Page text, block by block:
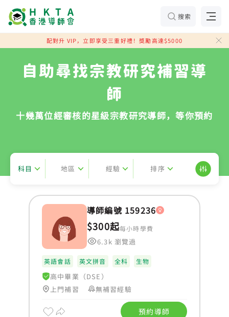
搜索
配對升 VIP，立即享受三重好禮！獎勵高達$5000
自助尋找宗教研究補習導
師
十幾萬位經審核的星級宗教研究導師，等你預約
科目 地區 經驗 排序
導師編號 159236
$300起每小時學費
6.3k 瀏覽過
英語會話 英文拼音 全科 生物
高中畢業（DSE）
上門補習
無補習經驗
預約導師